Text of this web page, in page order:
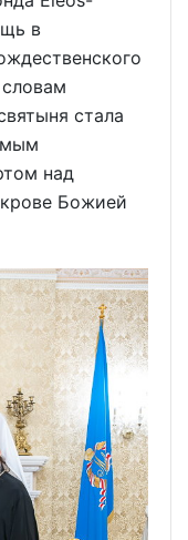
в
стала
над
Божией